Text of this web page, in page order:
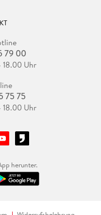
79 00
18.00 Uhr
75 75
18.00 Uhr
herunter.